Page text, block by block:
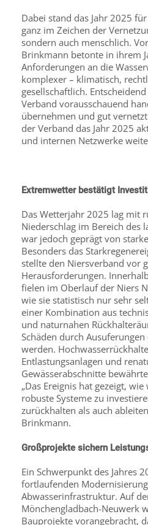
Dabei stand das Jahr 2025
ganz im Zeichen der
sondern auch menschlich.
Brinkmann betonte in ihrem
Anforderungen an die
komplexer – klimatisch,
gesellschaftlich.
Verband vorausschauend
übernehmen und gut
der Verband das Jahr 2025
und internen Netzwerke
Extremwetter bestätigt
Das Wetterjahr 2025 lag mit
Niederschlag im Bereich des
war jedoch geprägt von
Besonders das
stellte den Niersverband vor
Herausforderungen.
fielen im Oberlauf der Niers
wie sie statistisch nur sehr
einer Kombination aus
und naturnahen
Schäden durch
werden.
Entlastungsanlagen und
Gewässerabschnitte
„Das Ereignis hat gezeigt,
robuste Systeme zu
zurückhalten als auch
Brinkmann.
Großprojekte sichern
Ein Schwerpunkt des Jahres
fortlaufenden
Abwasserinfrastruktur. Auf
Mönchengladbach-Neuwerk
Bauprojekte vorangebracht,